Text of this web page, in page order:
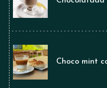
Choco mint